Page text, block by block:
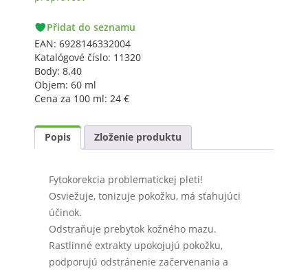
GLSPřidat do seznamu
EAN: 6928146332004
Katalógové číslo: 11320
Body: 8.40
Objem: 60 ml
Cena za 100 ml: 24 €
Popis Zloženie produktu
Fytokorekcia problematickej pleti!
Osviežuje, tonizuje pokožku, má sťahujúci
účinok.
Odstraňuje prebytok kožného mazu.
Rastlinné extrakty upokojujú pokožku,
podporujú odstránenie začervenania a